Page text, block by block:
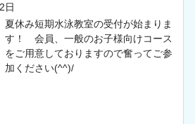
日
夏休み短期水泳教室の受付が始まりま
す！ 会員、一般のお子様向けコース
をご用意しておりますので奮ってご参
加ください(^^)/